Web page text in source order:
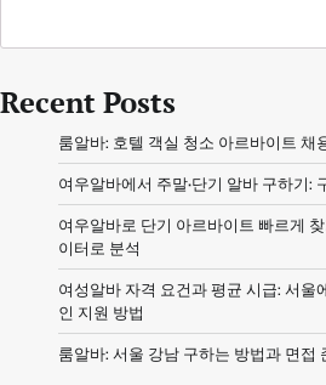
Recent Posts
룸알바: 호텔 객실 청소 아르바이트 채
여우알바에서 주말·단기 알바 구하기:
여우알바로 단기 아르바이트 빠르게
이터로 분석
여성알바 자격 요건과 평균 시급: 서울
인 지원 방법
룸알바: 서울 강남 구하는 방법과 면접